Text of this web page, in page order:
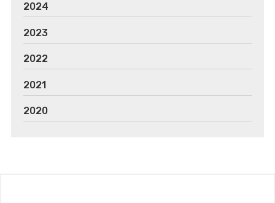
2024
2023
2022
2021
2020